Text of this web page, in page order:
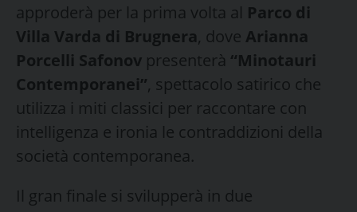
approderà per la prima volta al Parco di
Villa Varda di Brugnera, dove Arianna
Porcelli Safonov presenterà “Minotauri
Contemporanei”, spettacolo satirico che
utilizza i miti classici per raccontare con
intelligenza e ironia le contraddizioni della
società contemporanea.
Il gran finale si svilupperà in due